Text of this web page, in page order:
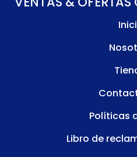
Políticas
Libro de